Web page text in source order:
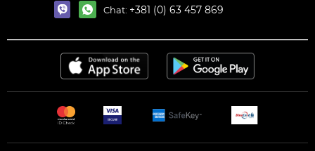
Chat: +381 (0) 63 457 869